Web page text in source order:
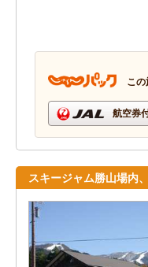
こ
航空券
スキージャム勝山場内